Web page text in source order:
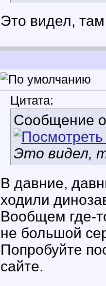
Это видел,
Цитата:
Сообщение
Это видел,
В давние,
ходили
Вообщем где-
не большой
Попробуйте
сайте.